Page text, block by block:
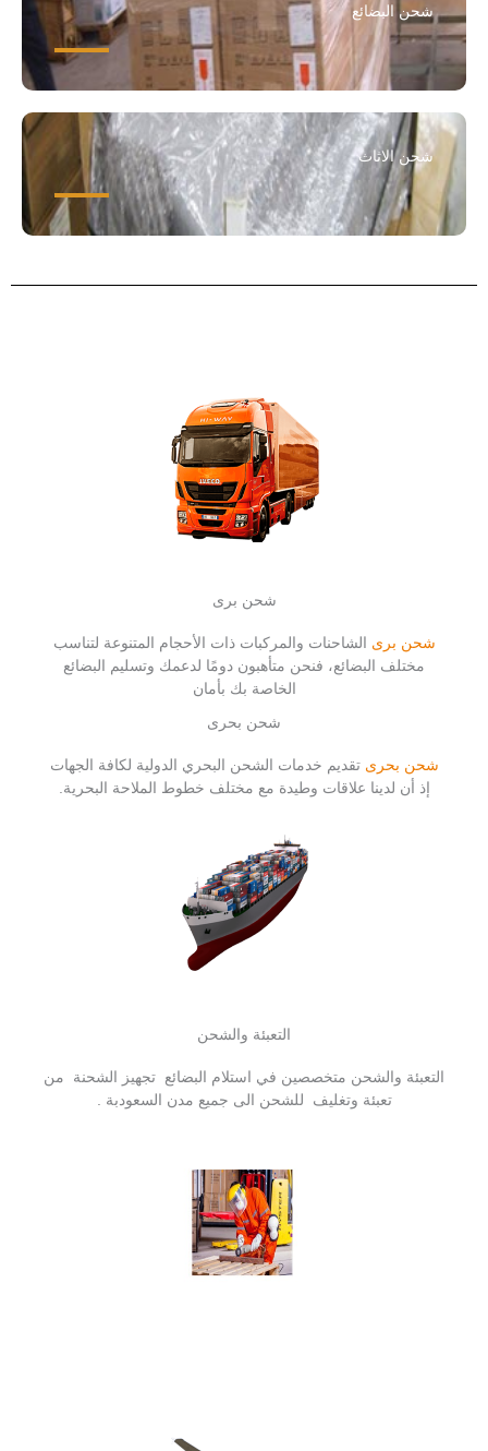
شحن البضائع
شحن الاثاث
شحن برى
شحن برى الشاحنات والمركبات ذات الأحجام المتنوعة لتناسب
مختلف البضائع، فنحن متأهبون دومًا لدعمك وتسليم البضائع
الخاصة بك بأمان
شحن بحرى
شحن بحرى تقديم خدمات الشحن البحري الدولية لكافة الجهات
إذ أن لدينا علاقات وطيدة مع مختلف خطوط الملاحة البحرية.
التعبئة والشحن
التعبئة والشحن متخصصين في استلام البضائع تجهيز الشحنة من
تعبئة وتغليف للشحن الى جميع مدن السعودبة .